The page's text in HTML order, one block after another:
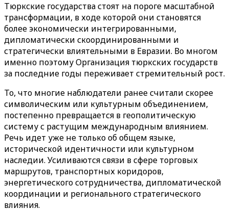
Тюркские государства стоят на пороге масштабной
трансформации, в ходе которой они становятся
более экономически интегрированными,
дипломатически скоординированными и
стратегически влиятельными в Евразии. Во многом
именно поэтому Организация тюркских государств
за последние годы переживает стремительный рост.
То, что многие наблюдатели ранее считали скорее
символическим или культурным объединением,
постепенно превращается в геополитическую
систему с растущим международным влиянием.
Речь идет уже не только об общем языке,
исторической идентичности или культурном
наследии. Усиливаются связи в сфере торговых
маршрутов, транспортных коридоров,
энергетического сотрудничества, дипломатической
координации и регионального стратегического
влияния.